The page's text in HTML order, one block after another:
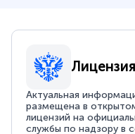
Актуальная
размещена в
лицензий на
службы по надзору в